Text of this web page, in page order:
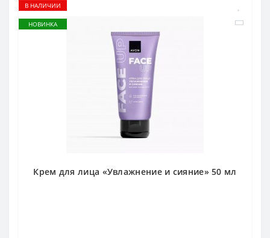
В НАЛИЧИИ
НОВИНКА
Крем для лица «Увлажнение и сияние» 50 мл